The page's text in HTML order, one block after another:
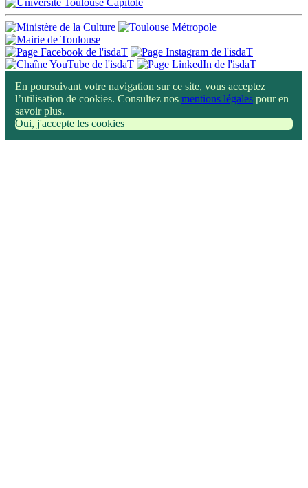
En poursuivant votre navigation sur ce site, vous acceptez
l’utilisation de cookies. Consultez nos mentions légales pour en
savoir plus.
Oui, j'accepte les cookies